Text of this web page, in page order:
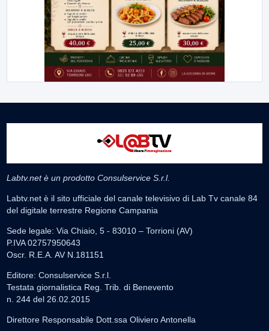
Labtv.net è un prodotto Consulservice S.r.l.
Labtv.net è il sito ufficiale del canale televisivo di Lab Tv canale 84
del digitale terrestre Regione Campania
Sede legale: Via Chiaio, 5 - 83010 – Torrioni (AV)
P.IVA 02757950643
Oscr. R.E.A. AV N.181151
Editore: Consulservice S.r.l.
Testata giornalistica Reg. Trib. di Benevento
n. 244 del 26.02.2015
Direttore Responsabile Dott.ssa Oliviero Antonella